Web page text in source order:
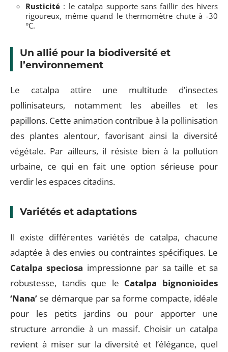
Rusticité : le catalpa supporte sans faillir des hivers
rigoureux, même quand le thermomètre chute à -30
°C.
Un allié pour la biodiversité et
l’environnement
Le catalpa attire une multitude d’insectes
pollinisateurs, notamment les abeilles et les
papillons. Cette animation contribue à la pollinisation
des plantes alentour, favorisant ainsi la diversité
végétale. Par ailleurs, il résiste bien à la pollution
urbaine, ce qui en fait une option sérieuse pour
verdir les espaces citadins.
Variétés et adaptations
Il existe différentes variétés de catalpa, chacune
adaptée à des envies ou contraintes spécifiques. Le
Catalpa speciosa impressionne par sa taille et sa
robustesse, tandis que le Catalpa bignonioides
‘Nana’ se démarque par sa forme compacte, idéale
pour les petits jardins ou pour apporter une
structure arrondie à un massif. Choisir un catalpa
revient à miser sur la diversité et l’élégance, quel